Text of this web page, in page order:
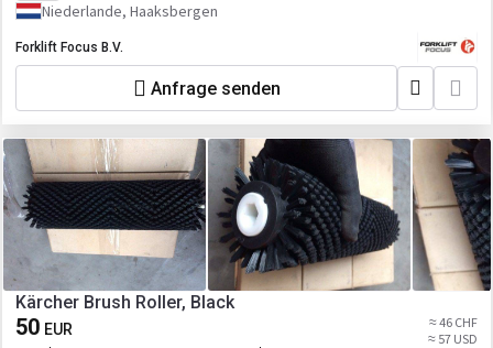
Niederlande, Haaksbergen
Forklift Focus B.V.
Anfrage senden
Kärcher Brush Roller, Black
50 EUR
≈ 46 CHF
≈ 57 USD